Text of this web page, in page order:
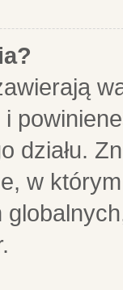
działu.
w